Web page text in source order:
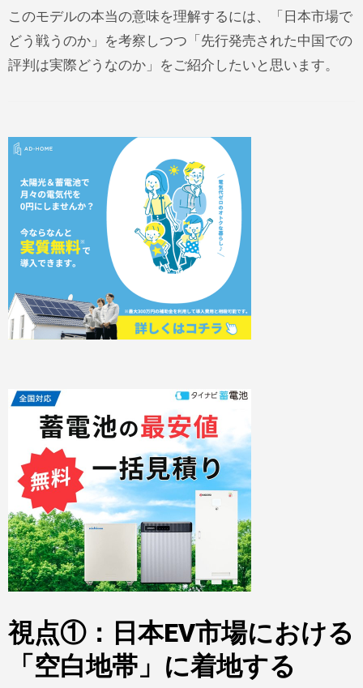
このモデルの本当の意味を理解するには、「日本市場で
どう戦うのか」を考察しつつ「先行発売された中国での
評判は実際どうなのか」をご紹介したいと思います。
視点①：日本EV市場における
「空白地帯」に着地する